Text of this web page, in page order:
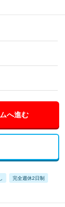
へ進む
完全週休2日制